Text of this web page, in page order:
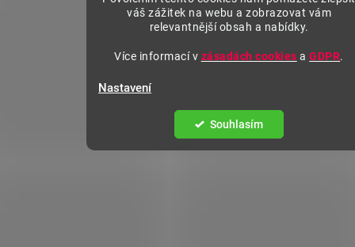
váš zážitek na webu a zobrazovat vám
relevantnější obsah a nabídky.
Více informací v zásadách cookies aGDPR.
Nastavení
Souhlasím